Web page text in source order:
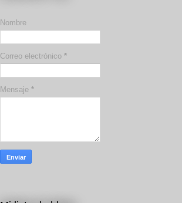
Nombre
Correo electrónico *
Mensaje *